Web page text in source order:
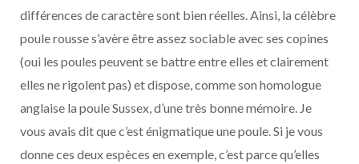
différences de caractère sont bien réelles. Ainsi, la célèbre
poule rousse s’avère être assez sociable avec ses copines
(oui les poules peuvent se battre entre elles et clairement
elles ne rigolent pas) et dispose, comme son homologue
anglaise la poule Sussex, d’une très bonne mémoire. Je
vous avais dit que c’est énigmatique une poule. Si je vous
donne ces deux espèces en exemple, c’est parce qu’elles